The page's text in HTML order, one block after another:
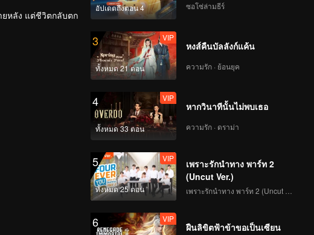
สุดท้าย
สุดท้าย
สุดท้าย
สุดท้าย
ยหลัง แต่ชีวิตกลับตก
อัปเดตถึงตอน 4 ซอโซ่ล่ามธีร์
3
ทั้งหมด 21 ตอน
VIP
หงส์คืนบัลลังก์แค้น
ความรัก · ย้อนยุค
4
ทั้งหมด 33 ตอน
VIP
หากวินาทีนั้นไม่พบเธอ
ความรัก · ดราม่า
5
ทั้งหมด 25 ตอน
VIP
เพราะรักนำทาง พาร์ท 2
(Uncut Ver.)
6 VIP
ฝืนลิขิตฟ้าข้าขอเป็นเซียน